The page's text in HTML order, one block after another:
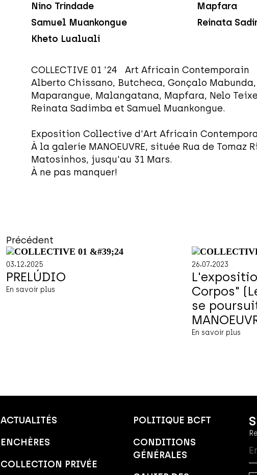
Nino Trindade
Mapfara
Samuel Muankongue
Reinata
Kheto Lualuali
COLLECTIVE 01 '24 Art Africain Contemporain
Alberto Chissano, Butcheca, Gonçalo
Maparangue, Malangatana, Mapfara, Nelo
Reinata Sadimba et Samuel Muankongue.
Exposition Collective d'Art Africain
À la galerie MANOEUVRE, située Rua de Tomaz
Matosinhos, jusqu'au 31 Mars.
À ne pas manquer!
Précédent
03.12.2025
PRELÚDIO
En savoir plus
26.07.2023
Corpos"
se
En savoir plus
ACTUALITÉS
ENCHÈRES
COLLECTION PRIVÉE
POLITIQUE BCFT
CONDITIONS
GÉNÉRALES